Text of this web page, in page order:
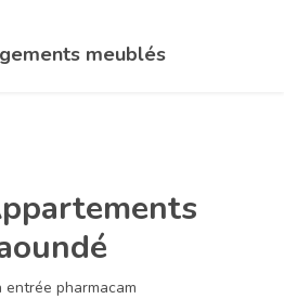
meublés
pharmacam